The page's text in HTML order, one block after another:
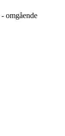
- omgående